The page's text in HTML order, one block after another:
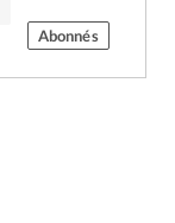
Abonnés